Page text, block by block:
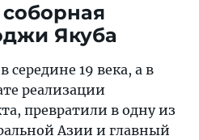
Якуба
середине 19 века, а в
реализации
превратили в одну из
Азии и главный